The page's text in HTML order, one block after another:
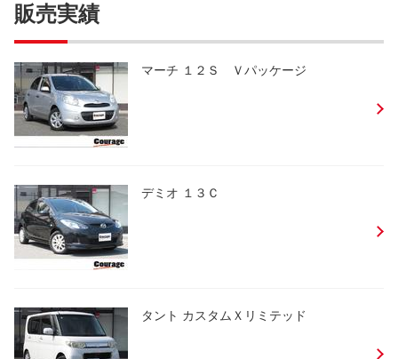
販売実績
マーチ １２Ｓ Ｖパッケージ
デミオ １３Ｃ
タント カスタムＸリミテッド